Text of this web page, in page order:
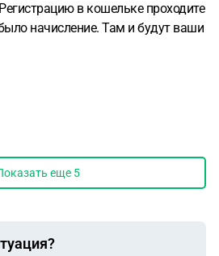
в кошельке проходите
начисление. Там и будут ваши
еще 5